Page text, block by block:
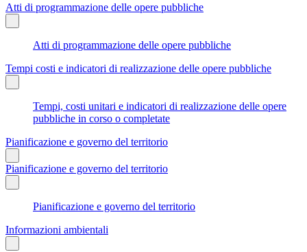
Atti di programmazione delle opere pubbliche
Atti di programmazione delle opere pubbliche
Tempi costi e indicatori di realizzazione delle opere pubbliche
Tempi, costi unitari e indicatori di realizzazione delle opere
pubbliche in corso o completate
Pianificazione e governo del territorio
Pianificazione e governo del territorio
Pianificazione e governo del territorio
Informazioni ambientali